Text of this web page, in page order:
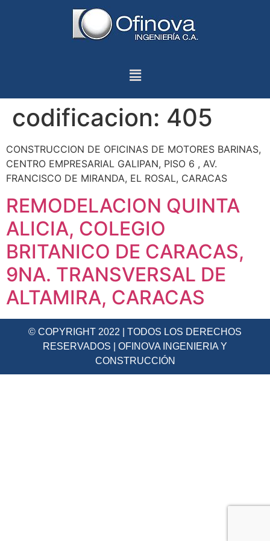
codificacion: 405
CONSTRUCCION DE OFICINAS DE MOTORES BARINAS,
CENTRO EMPRESARIAL GALIPAN, PISO 6 , AV.
FRANCISCO DE MIRANDA, EL ROSAL, CARACAS
REMODELACION QUINTA
ALICIA, COLEGIO
BRITANICO DE CARACAS,
9NA. TRANSVERSAL DE
ALTAMIRA, CARACAS
© COPYRIGHT 2022 | TODOS LOS DERECHOS
RESERVADOS | OFINOVA INGENIERIA Y
CONSTRUCCIÓN